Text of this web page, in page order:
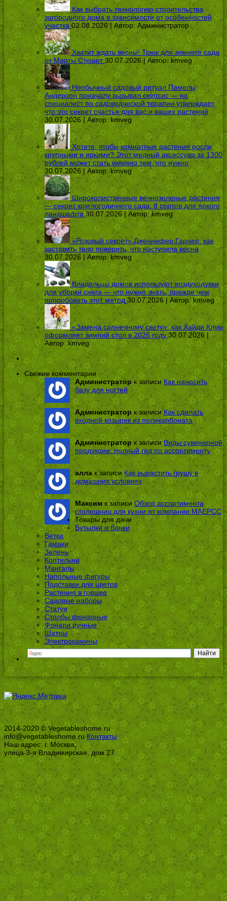
Как выбрать технологию строительства
загородного дома в зависимости от особенностей
участка 02.08.2026 | Автор:Администратор
Хватит ждать весны! Трюк для зимнего сада
от Марты Стюарт 30.07.2026 | Автор:kmveg
Необычный садовый ритуал Памелы
Андерсон поначалу вызывал скепсис — но
специалист по садоводческой терапии утверждает,
что это секрет счастья для вас и ваших растений
30.07.2026 | Автор: kmveg
Хотите, чтобы комнатные растения росли
крупными и яркими? Этот медный аксессуар за 1300
рублей может стать именно тем, что нужно
30.07.2026 | Автор:kmveg
Широколиственные вечнозеленые растения
— секрет круглогодичного сада: 8 сортов для яркого
ландшафта 30.07.2026 | Автор:kmveg
«Розовый секрет» Дженнифер Гарнер: как
заставить тело поверить, что наступила весна
30.07.2026 | Автор:kmveg
Владельцы домов используют воздуходувки
для уборки снега — что нужно знать, прежде чем
попробовать этот метод 30.07.2026 | Автор:kmveg
«Замена солнечному свету»: как Хайди Клум
оформляет зимний стол в 2026 году 30.07.2026 |
Автор:kmveg
Свежие комментарии
Администраторк записи Как наносить
базу для ногтей
Администратор к записиКак сделать
входной козырек из поликарбоната
Администратор к записиВиды сувенирной
продукции: полный гид по ассортименту
алла к записиКак вырастить грушу в
домашних условиях
Максим к записиОбзор ассортимента
столешниц для кухни от компании МАЕРСС
Товары для дачи
Бутылки и банки
Ветки
Гамаки
Зелень
Коптильни
Мангалы
Напольные фигуры
Подставки для цветов
Растения в горшке
Садовые наборы
Статуи
Столбы фонарные
Фонари ручные
Шатры
Электрокамины
2014-2020 © Vegetableshome.ru
info@vegetableshome.ruКонтакты
Наш адрес: г. Москва,
улица 3-я Владимирская, дом 27